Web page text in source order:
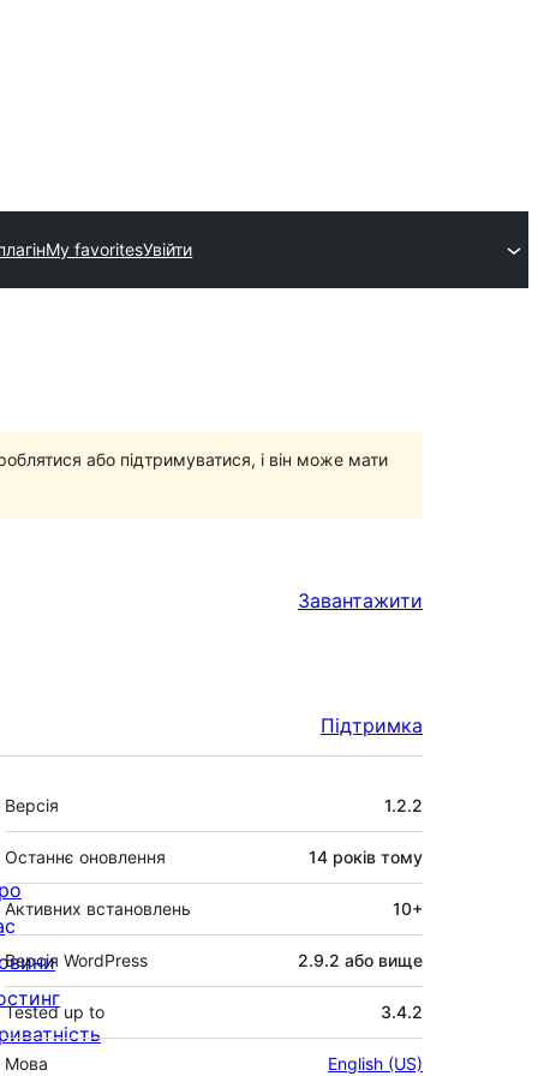
My favoritesУвійти
або підтримуватися, і він може мати
Завантажити
Підтримка
Мета
Версія 1.2.2
Останнє оновлення 14 років тому
Активних встановлень 10+
Версія WordPress 2.9.2 або вище
Tested up to 3.4.2
Мова English (US)